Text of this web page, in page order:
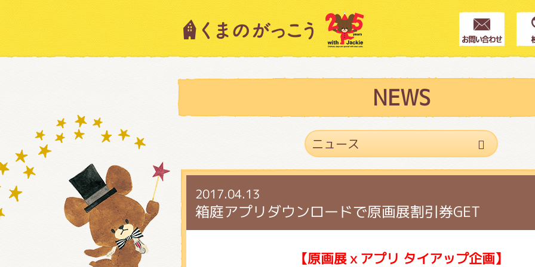
NEWS
2017.04.13
箱庭アプリダウンロードで原画展割引券GET
【原画展ｘアプリ タイアップ企画】
キャラクター紹介
スタッフブログ
絵本・作家紹介
ショップインフォメーション